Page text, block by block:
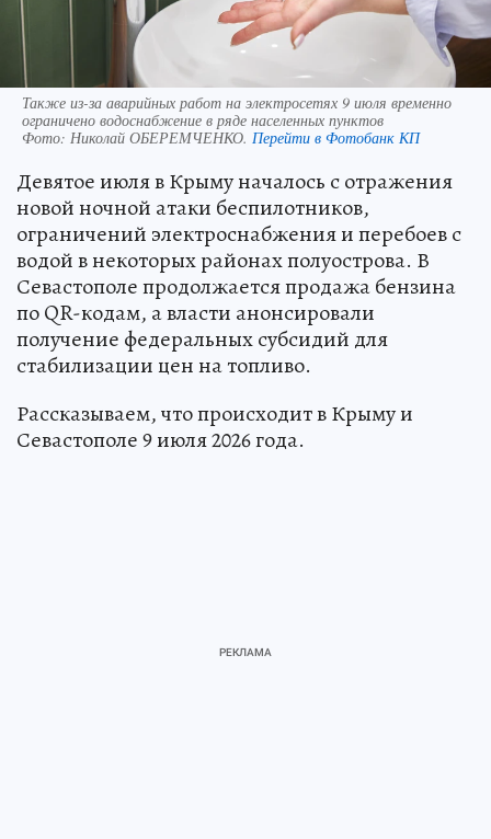
Также из-за аварийных работ на электросетях 9 июля временно
ограничено водоснабжение в ряде населенных пунктов
Фото: Николай ОБЕРЕМЧЕНКО. Перейти в Фотобанк КП
Девятое июля в Крыму началось с отражения
новой ночной атаки беспилотников,
ограничений электроснабжения и перебоев с
водой в некоторых районах полуострова. В
Севастополе продолжается продажа бензина
по QR-кодам, а власти анонсировали
получение федеральных субсидий для
стабилизации цен на топливо.
Рассказываем, что происходит в Крыму и
Севастополе 9 июля 2026 года.